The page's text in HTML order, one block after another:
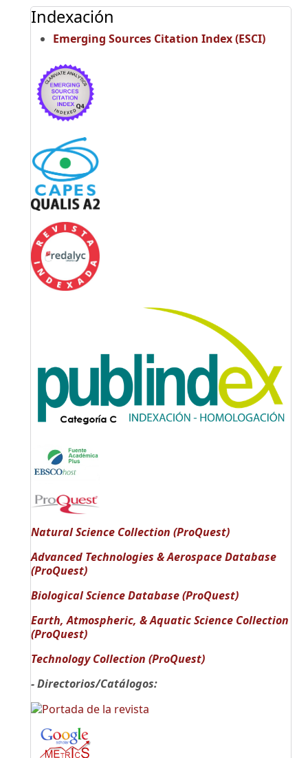
Indexación
Emerging Sources Citation Index (ESCI)
Natural Science Collection (ProQuest)
Advanced Technologies & Aerospace Database
(ProQuest)
Biological Science Database (ProQuest)
Earth, Atmospheric, & Aquatic Science Collection
(ProQuest)
Technology Collection (ProQuest)
- Directorios/Catálogos: